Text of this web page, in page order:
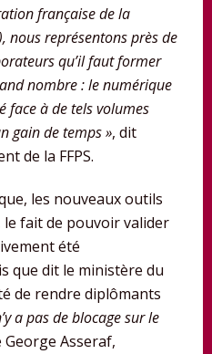
française de la
nous représentons près de
qu’il faut former
nombre : le numérique
face à de tels volumes
gain de temps », dit
de la FFPS.
les nouveaux outils
fait de pouvoir valider
été
que dit le ministère du
de rendre diplômants
a pas de blocage sur le
George Asseraf,